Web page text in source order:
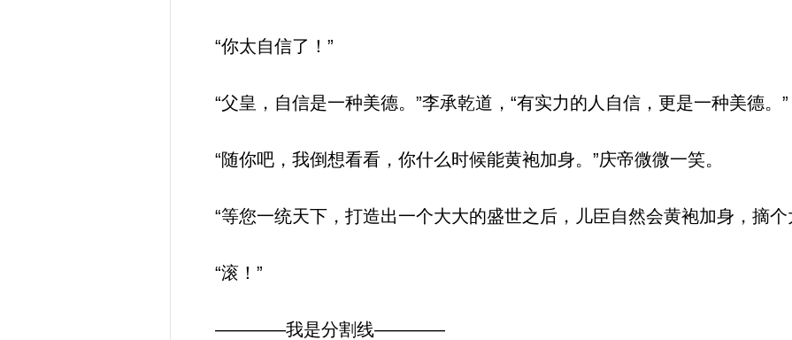
“你太自信了！”
“父皇，自信是一种美德。”李承乾道，“有实力的人自信，更是一种美德。”
“随你吧，我倒想看看，你什么时候能黄袍加身。”庆帝微微一笑。
“等您一统天下，打造出一个大大的盛世之后，儿臣自然会黄袍加身，摘个
“滚！”
————我是分割线————